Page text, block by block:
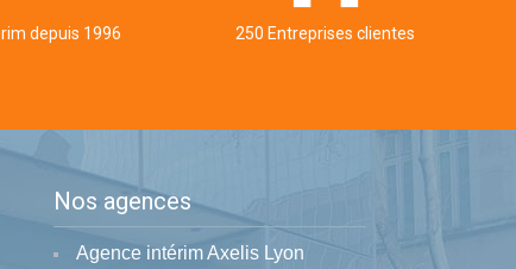
depuis 1996 250 Entreprises clientes
Nos agences
Agence intérim Axelis Lyon